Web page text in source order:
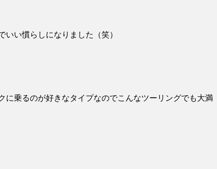
い慣らしになりました（笑）
乗るのが好きなタイプなのでこんなツーリングでも大満